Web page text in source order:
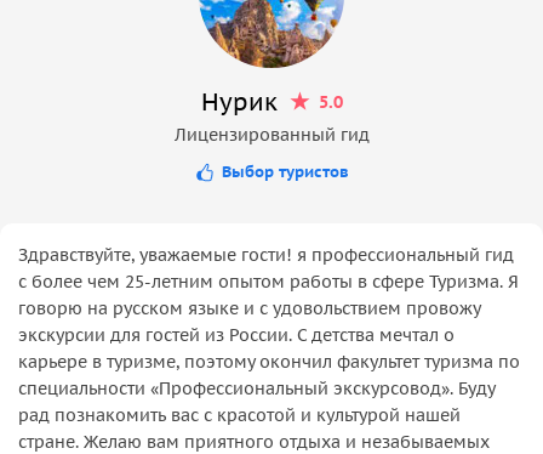
Hурик
5.0
Лицензированный гид
Выбор туристов
Здравствуйте, уважаемые гости! я профессиональный гид
с более чем 25-летним опытом работы в сфере Туризма. Я
говорю на русском языке и с удовольствием провожу
экскурсии для гостей из России. С детства мечтал о
карьере в туризме, поэтому окончил факультет туризма по
специальности «Профессиональный экскурсовод». Буду
рад познакомить вас с красотой и культурой нашей
стране. Желаю вам приятного отдыха и незабываемых